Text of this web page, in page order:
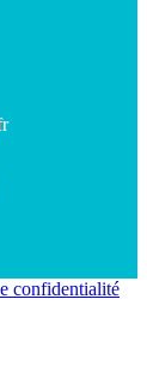
confidentialité